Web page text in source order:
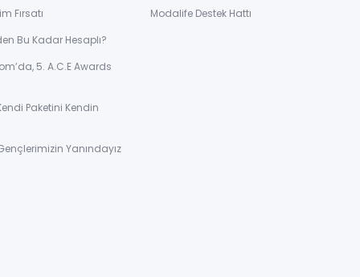
Fırsatı
Bu Kadar Hesaplı?
5. A.C.E Awards
Paketini Kendin
Yanındayız
Modalife Destek Hattı